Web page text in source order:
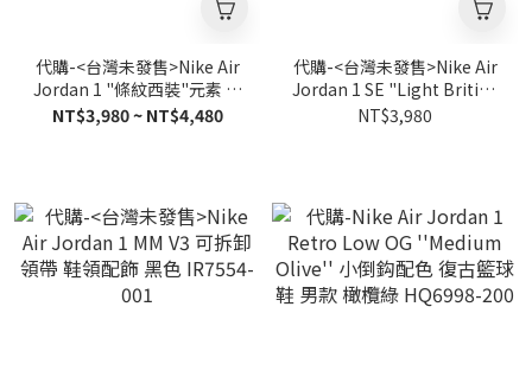
代購-<台灣未發售>Nike Air
Jordan 1 "條紋西裝"元素 復
古籃球鞋 女款 白藍 IR7553-
NT$3,980 ~ NT$4,480
代購-<台灣未發售>Nike Air
Jordan 1 SE "Light British
Tan" 復古籃球鞋 男款 深棕
NT$3,980